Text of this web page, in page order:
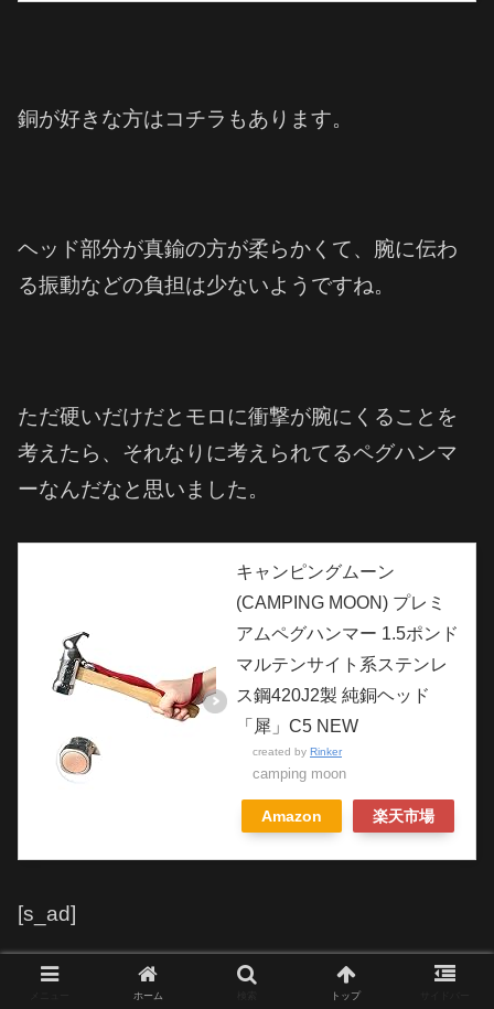
銅が好きな方はコチラもあります。
ヘッド部分が真鍮の方が柔らかくて、腕に伝わ
る振動などの負担は少ないようですね。
ただ硬いだけだとモロに衝撃が腕にくることを
考えたら、それなりに考えられてるペグハンマ
ーなんだなと思いました。
キャンピングムーン
(CAMPING MOON) プレミ
アムペグハンマー 1.5ポンド
マルテンサイト系ステンレ
ス鋼420J2製 純銅ヘッド
「犀」C5 NEW
created by Rinker
camping moon
Amazon 楽天市場
[s_ad]
ホーム トップ